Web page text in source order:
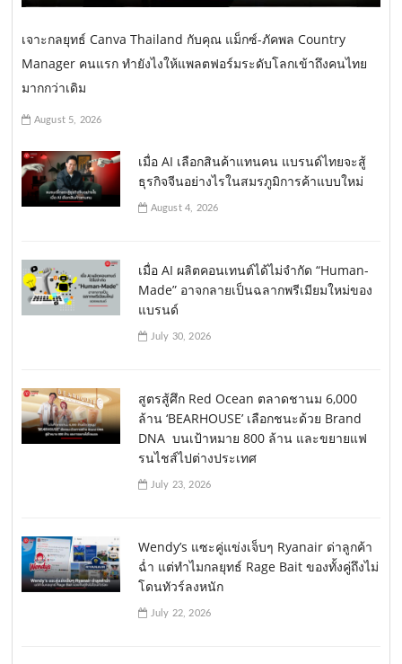
เจาะกลยุทธ์ Canva Thailand กับคุณ แม็กซ์-ภัคพล Country
Manager คนแรก ทำยังไงให้แพลตฟอร์มระดับโลกเข้าถึงคนไทย
มากกว่าเดิม
August 5, 2026
เมื่อ AI เลือกสินค้าแทนคน แบรนด์ไทยจะสู้
ธุรกิจจีนอย่างไรในสมรภูมิการค้าแบบใหม่
August 4, 2026
เมื่อ AI ผลิตคอนเทนต์ได้ไม่จำกัด “Human-
Made” อาจกลายเป็นฉลากพรีเมียมใหม่ของ
แบรนด์
July 30, 2026
สูตรสู้ศึก Red Ocean ตลาดชานม 6,000
ล้าน ‘BEARHOUSE’ เลือกชนะด้วย Brand
DNA บนเป้าหมาย 800 ล้าน และขยายแฟ
รนไชส์ไปต่างประเทศ
July 23, 2026
Wendy’s แซะคู่แข่งเจ็บๆ Ryanair ด่าลูกค้า
ฉ่ำ แต่ทำไมกลยุทธ์ Rage Bait ของทั้งคู่ถึงไม่
โดนทัวร์ลงหนัก
July 22, 2026